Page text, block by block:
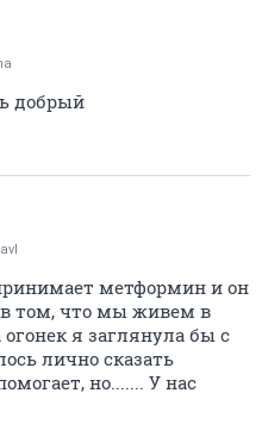
добрый
метформин и он
том, что мы живем в
я заглянула бы с
лично сказать
но....... У нас